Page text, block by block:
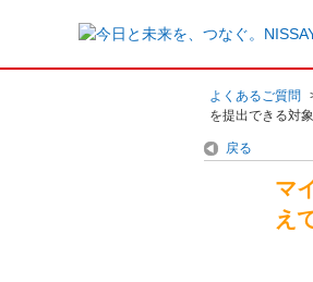
よくあるご質問
を提出できる対
戻る
マ
え